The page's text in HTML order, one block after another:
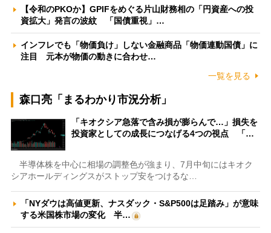
【令和のPKOか】GPIFをめぐる片山財務相の「円資産への投
資拡大」発言の波紋 「国債重視」…
インフレでも「物価負け」しない金融商品「物価連動国債」に
注目 元本が物価の動きに合わせ…
一覧を見る
森口亮「まるわかり市況分析」
「キオクシア急落で含み損が膨らんで…」損失を
投資家としての成長につなげる4つの視点 「…
半導体株を中心に相場の調整色が強まり、7月中旬にはキオク
シアホールディングスがストップ安をつけるな…
「NYダウは高値更新、ナスダック・S&P500は足踏み」が意味
する米国株市場の変化 半…